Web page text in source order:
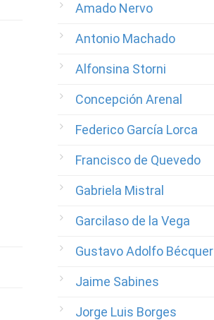
Amado Nervo
Antonio Machado
Alfonsina Storni
Concepción Arenal
Federico García Lorca
Francisco de Quevedo
Gabriela Mistral
Garcilaso de la Vega
Gustavo Adolfo Bécquer
Jaime Sabines
Jorge Luis Borges